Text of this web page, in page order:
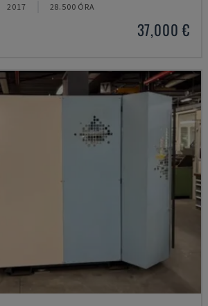
2017 28.500 ÓRA
37,000 €